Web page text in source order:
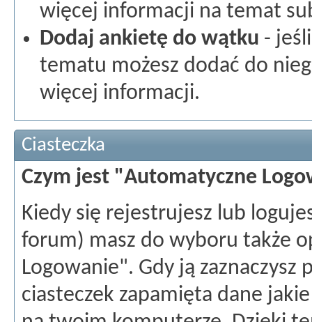
więcej informacji na temat
Dodaj ankietę do wątku -
tematu możesz dodać do
więcej informacji.
Ciasteczka
Czym jest "Automatyczne
Kiedy się rejestrujesz lub
forum) masz do wyboru także
Logowanie". Gdy ją zaznaczysz
ciasteczek zapamięta dane